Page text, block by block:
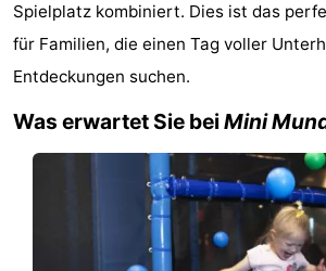
-
De
Oase
-
Duinoord
Spielplatz kombiniert. Dies ist das
für Familien, die einen Tag voller
Entdeckungen suchen.
Was erwartet Sie bei Mini